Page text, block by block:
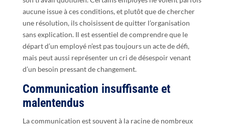
aucune issue à ces conditions, et plutôt que de chercher
une résolution, ils choisissent de quitter l’organisation
sans explication. Il est essentiel de comprendre que le
départ d’un employé n’est pas toujours un acte de défi,
mais peut aussi représenter un cri de désespoir venant
d’un besoin pressant de changement.
Communication insuffisante et
malentendus
La communication est souvent à la racine de nombreux